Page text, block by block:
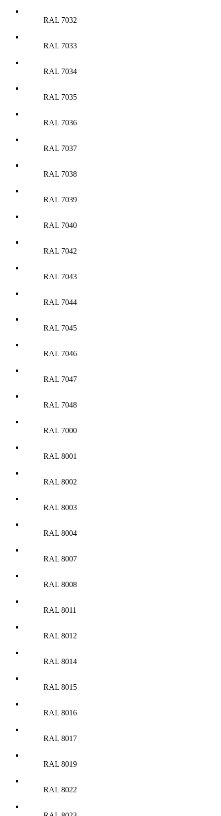
RAL 7032
RAL 7033
RAL 7034
RAL 7035
RAL 7036
RAL 7037
RAL 7038
RAL 7039
RAL 7040
RAL 7042
RAL 7043
RAL 7044
RAL 7045
RAL 7046
RAL 7047
RAL 7048
RAL 7000
RAL 8001
RAL 8002
RAL 8003
RAL 8004
RAL 8007
RAL 8008
RAL 8011
RAL 8012
RAL 8014
RAL 8015
RAL 8016
RAL 8017
RAL 8019
RAL 8022